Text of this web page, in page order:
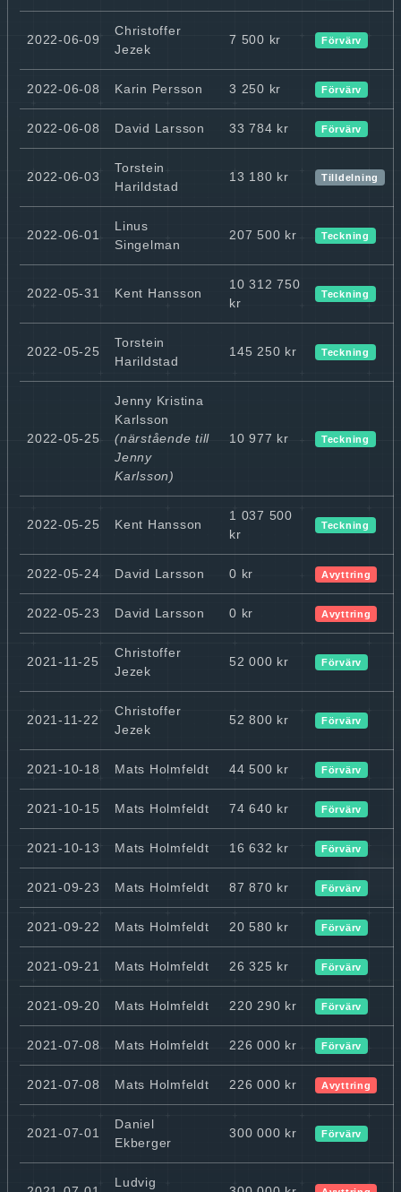
2022-06-09
Christoffer
Jezek
7 500 kr Förvärv
2022-06-08 Karin Persson 3 250 kr Förvärv
2022-06-08 David Larsson 33 784 kr Förvärv
2022-06-03
Torstein
Harildstad
13 180 kr Tilldelning
2022-06-01
Linus
Singelman
207 500 kr Teckning
2022-05-31 Kent Hansson
10 312 750
kr
Teckning
2022-05-25
Torstein
Harildstad
145 250 kr Teckning
2022-05-25
Jenny Kristina
Karlsson
(närstående till
Jenny
Karlsson)
10 977 kr Teckning
2022-05-25 Kent Hansson
1 037 500
kr
Teckning
2022-05-24 David Larsson 0 kr Avyttring
2022-05-23 David Larsson 0 kr Avyttring
2021-11-25
Christoffer
Jezek
52 000 kr Förvärv
2021-11-22
Christoffer
Jezek
52 800 kr Förvärv
2021-10-18 Mats Holmfeldt 44 500 kr Förvärv
2021-10-15 Mats Holmfeldt 74 640 kr Förvärv
2021-10-13 Mats Holmfeldt 16 632 kr Förvärv
2021-09-23 Mats Holmfeldt 87 870 kr Förvärv
2021-09-22 Mats Holmfeldt 20 580 kr Förvärv
2021-09-21 Mats Holmfeldt 26 325 kr Förvärv
2021-09-20 Mats Holmfeldt 220 290 kr Förvärv
2021-07-08 Mats Holmfeldt 226 000 kr Förvärv
2021-07-08 Mats Holmfeldt 226 000 kr Avyttring
2021-07-01
Daniel
Ekberger
300 000 kr Förvärv
Ludvig